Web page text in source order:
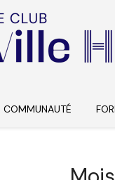
COMMUNAUTÉ